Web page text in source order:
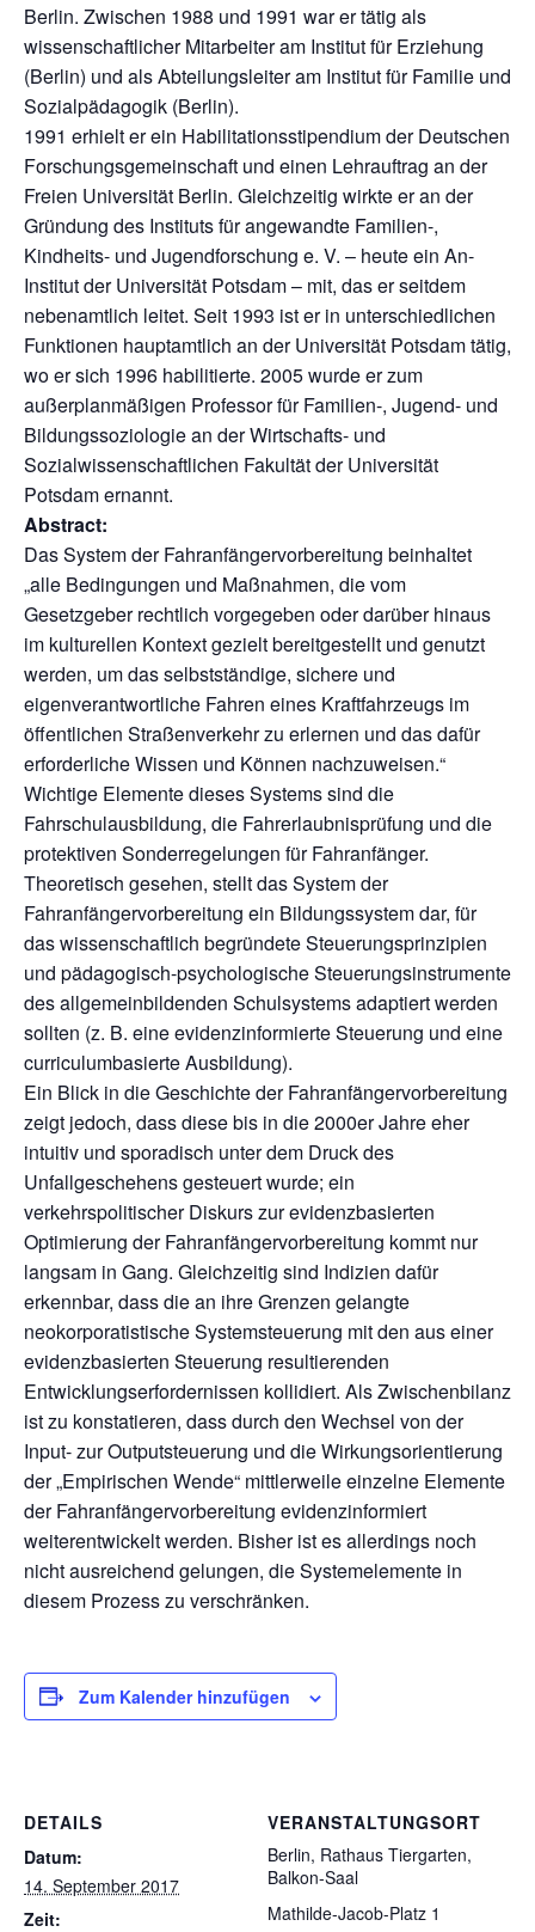
Berlin. Zwischen 1988 und 1991 war er tätig als
wissenschaftlicher Mitarbeiter am Institut für Erziehung
(Berlin) und als Abteilungsleiter am Institut für Familie und
Sozialpädagogik (Berlin).
1991 erhielt er ein Habilitationsstipendium der Deutschen
Forschungsgemeinschaft und einen Lehrauftrag an der
Freien Universität Berlin. Gleichzeitig wirkte er an der
Gründung des Instituts für angewandte Familien-,
Kindheits- und Jugendforschung e. V. – heute ein An-
Institut der Universität Potsdam – mit, das er seitdem
nebenamtlich leitet. Seit 1993 ist er in unterschiedlichen
Funktionen hauptamtlich an der Universität Potsdam tätig,
wo er sich 1996 habilitierte. 2005 wurde er zum
außerplanmäßigen Professor für Familien-, Jugend- und
Bildungssoziologie an der Wirtschafts- und
Sozialwissenschaftlichen Fakultät der Universität
Potsdam ernannt.
Abstract:
Das System der Fahranfängervorbereitung beinhaltet
„alle Bedingungen und Maßnahmen, die vom
Gesetzgeber rechtlich vorgegeben oder darüber hinaus
im kulturellen Kontext gezielt bereitgestellt und genutzt
werden, um das selbstständige, sichere und
eigenverantwortliche Fahren eines Kraftfahrzeugs im
öffentlichen Straßenverkehr zu erlernen und das dafür
erforderliche Wissen und Können nachzuweisen.“
Wichtige Elemente dieses Systems sind die
Fahrschulausbildung, die Fahrerlaubnisprüfung und die
protektiven Sonderregelungen für Fahranfänger.
Theoretisch gesehen, stellt das System der
Fahranfängervorbereitung ein Bildungssystem dar, für
das wissenschaftlich begründete Steuerungsprinzipien
und pädagogisch-psychologische Steuerungsinstrumente
des allgemeinbildenden Schulsystems adaptiert werden
sollten (z. B. eine evidenzinformierte Steuerung und eine
curriculumbasierte Ausbildung).
Ein Blick in die Geschichte der Fahranfängervorbereitung
zeigt jedoch, dass diese bis in die 2000er Jahre eher
intuitiv und sporadisch unter dem Druck des
Unfallgeschehens gesteuert wurde; ein
verkehrspolitischer Diskurs zur evidenzbasierten
Optimierung der Fahranfängervorbereitung kommt nur
langsam in Gang. Gleichzeitig sind Indizien dafür
erkennbar, dass die an ihre Grenzen gelangte
neokorporatistische Systemsteuerung mit den aus einer
evidenzbasierten Steuerung resultierenden
Entwicklungserfordernissen kollidiert. Als Zwischenbilanz
ist zu konstatieren, dass durch den Wechsel von der
Input- zur Outputsteuerung und die Wirkungsorientierung
der „Empirischen Wende“ mittlerweile einzelne Elemente
der Fahranfängervorbereitung evidenzinformiert
weiterentwickelt werden. Bisher ist es allerdings noch
nicht ausreichend gelungen, die Systemelemente in
diesem Prozess zu verschränken.
Zum Kalender hinzufügen
DETAILS
Datum:
14. September 2017
Zeit:
VERANSTALTUNGSORT
Berlin, Rathaus Tiergarten,
Balkon-Saal
Mathilde-Jacob-Platz 1